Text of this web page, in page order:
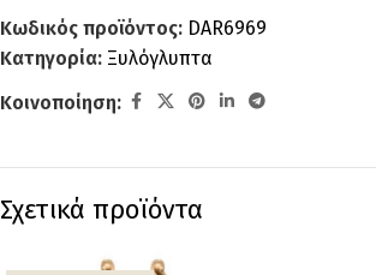
Κωδικός προϊόντος: DAR6969
Κατηγορία: Ξυλόγλυπτα
Κοινοποίηση:
Σχετικά προϊόντα